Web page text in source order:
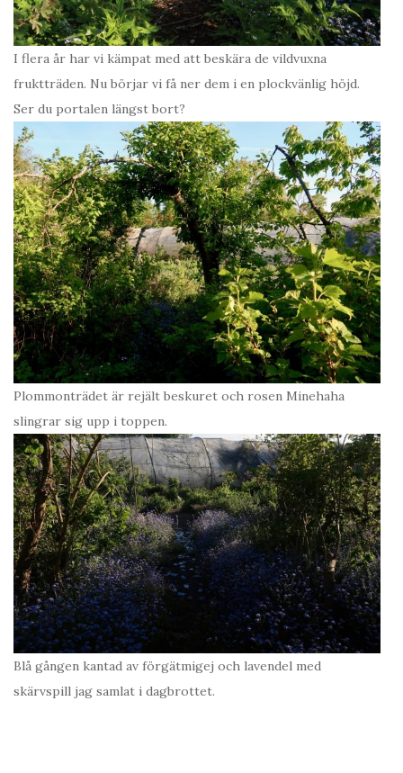
I flera år har vi kämpat med att beskära de vildvuxna
fruktträden. Nu börjar vi få ner dem i en plockvänlig höjd.
Ser du portalen längst bort?
Plommonträdet är rejält beskuret och rosen Minehaha
slingrar sig upp i toppen.
Blå gången kantad av förgätmigej och lavendel med
skärvspill jag samlat i dagbrottet.